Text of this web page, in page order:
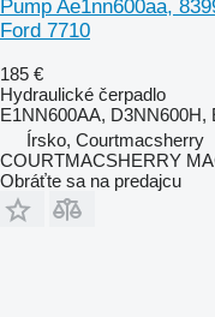
Pump Ae1nn600aa,
Ford 7710
185 €
Hydraulické čerpadlo
E1NN600AA,
Írsko, Courtmacsherry
COURTMACSHERRY
Obráťte sa na predajcu